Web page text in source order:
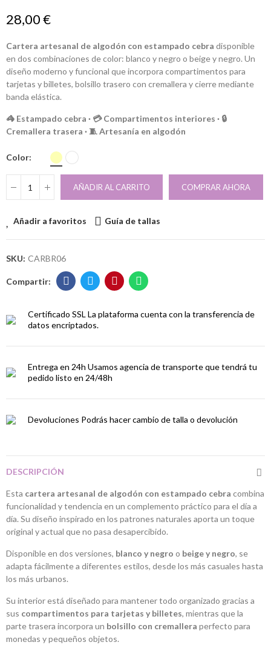
28,00 €
Cartera artesanal de algodón con estampado cebra disponible
en dos combinaciones de color: blanco y negro o beige y negro. Un
diseño moderno y funcional que incorpora compartimentos para
tarjetas y billetes, bolsillo trasero con cremallera y cierre mediante
banda elástica.
🦓 Estampado cebra · 💳 Compartimentos interiores · 🔒
Cremallera trasera · 🧵 Artesanía en algodón
Color
AÑADIR AL CARRITO COMPRAR AHORA
Añadir a favoritos Guía de tallas
SKU: CARBR06
Certificado SSL La plataforma cuenta con la transferencia de
datos encriptados.
Entrega en 24h Usamos agencia de transporte que tendrá tu
pedido listo en 24/48h
Devoluciones Podrás hacer cambio de talla o devolución
DESCRIPCIÓN
Esta cartera artesanal de algodón con estampado cebra combina
funcionalidad y tendencia en un complemento práctico para el día a
día. Su diseño inspirado en los patrones naturales aporta un toque
original y actual que no pasa desapercibido.
Disponible en dos versiones, blanco y negro o beige y negro, se
adapta fácilmente a diferentes estilos, desde los más casuales hasta
los más urbanos.
Su interior está diseñado para mantener todo organizado gracias a
sus compartimentos para tarjetas y billetes, mientras que la
parte trasera incorpora un bolsillo con cremallera perfecto para
monedas y pequeños objetos.